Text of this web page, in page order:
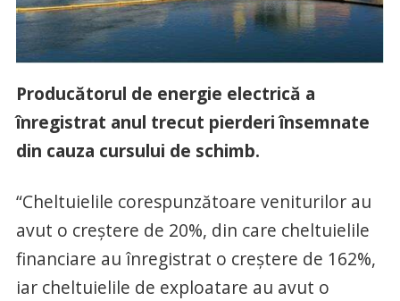
Producătorul de energie electrică a
înregistrat anul trecut pierderi însemnate
din cauza cursului de schimb.
“Cheltuielile corespunzătoare veniturilor au
avut o creştere de 20%, din care cheltuielile
financiare au înregistrat o creştere de 162%,
iar cheltuielile de exploatare au avut o